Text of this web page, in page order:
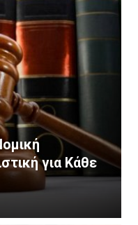
για Κάθε